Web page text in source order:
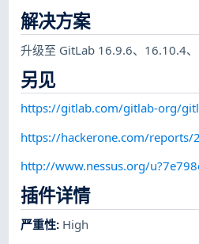
解决方案
升级至 GitLab 16.9.6、16.10.4、
另见
https://gitlab.com/gitlab-org/
https://hackerone.com/reports/
http://www.nessus.org/
插件详情
严重性: High